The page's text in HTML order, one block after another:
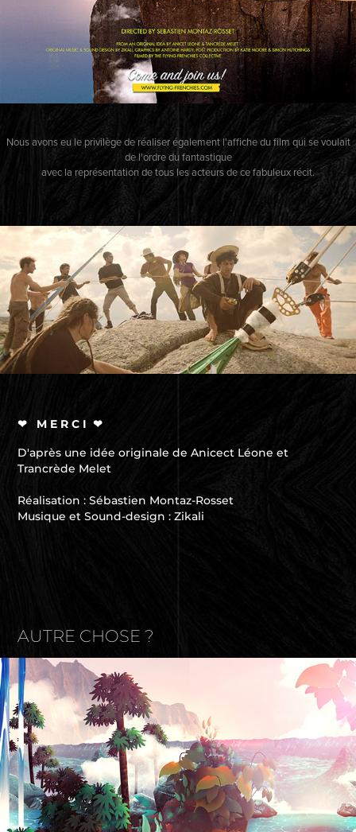
Nous avons eu le privilège de réaliser également l'affiche du film qui se voulait
de l'ordre du fantastique
avec la représentation de tous les acteurs de ce fabuleux récit.
❤ M E R C I ❤
D'après une idée originale de Anicect Léone et
Trancrède Melet
Réalisation : Sébastien Montaz-Rosset
Musique et Sound-design : Zikali
AUTRE CHOSE ?
Inside our guts - part2 - Motion
2023